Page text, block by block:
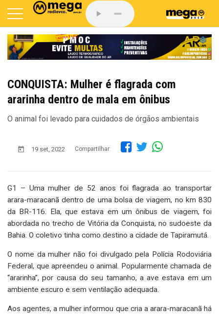
CONQUISTA: Mulher é flagrada com
ararinha dentro de mala em ônibus
O animal foi levado para cuidados de órgãos ambientais
19 set, 2022 Compartilhar:
G1 – Uma mulher de 52 anos foi flagrada ao transportar
arara-maracanã dentro de uma bolsa de viagem, no km 830
da BR-116. Ela, que estava em um ônibus de viagem, foi
abordada no trecho de Vitória da Conquista, no sudoeste da
Bahia. O coletivo tinha como destino a cidade de Tapiramutá.
O nome da mulher não foi divulgado pela Polícia Rodoviária
Federal, que apreendeu o animal. Popularmente chamada de
“ararinha”, por causa do seu tamanho, a ave estava em um
ambiente escuro e sem ventilação adequada.
Aos agentes, a mulher informou que cria a arara-maracanã há